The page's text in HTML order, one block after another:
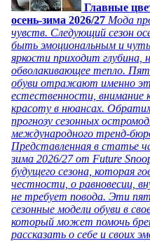
Главные
осень-зима 2026/27 Мода
чувств. Следующий сезон
быть эмоциональным и
яркости приходит глубина,
обволакивающее тепло.
обуви отражают именно
естественности, внимание
красоту в нюансах.
прогнозу сезонных
международного тренд-
Представленная в статье
зима 2026/27 от Future
будущего сезона, которая
честности, о равновесии,
не требует повода. Эти
сезонные модели обуви в
который может помочь
рассказать о себе и своих